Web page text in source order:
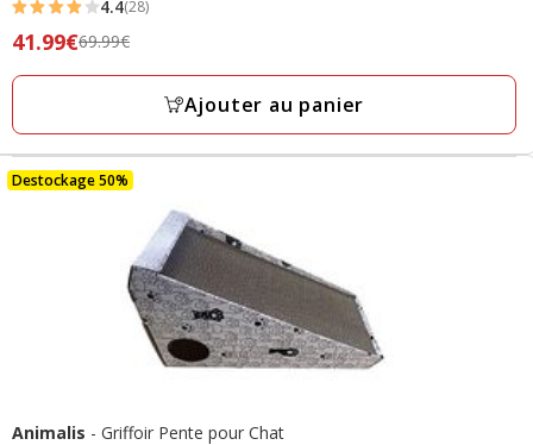
4.4
étoiles
avec
avis
4.4(28)
Prix
précédent
prix
final
41.99€
41.99€69.99€
Ajouter au panier
Destockage 50%
Animalis - Griffoir Pente pour Chat